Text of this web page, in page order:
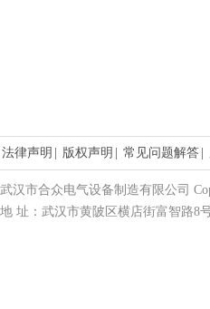
法律声明 版权声明 常见问题解答
武汉市合众电气设备制造有限公司
地 址：武汉市黄陂区横店街富智路8